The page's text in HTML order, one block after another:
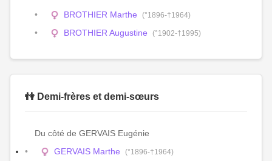
BROTHIER Marthe (°1896-†1964)
BROTHIER Augustine (°1902-†1995)
👫 Demi-frères et demi-sœurs
Du côté de GERVAIS Eugénie
GERVAIS Marthe
(°1896-†1964)